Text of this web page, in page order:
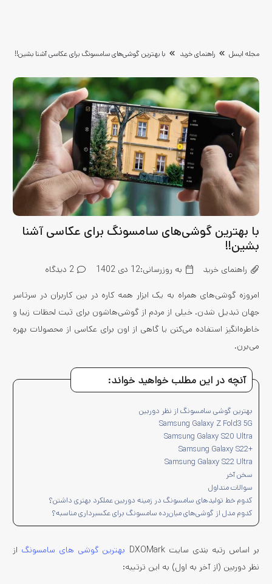
مجله ایسل راهنمای خرید با بهترین گوشی‌های سامسونگ برای عکاسی آشنا بشین!!
با بهترین گوشی‌های سامسونگ برای عکاسی آشنا
بشین!!
راهنمای خرید به روزرسانی:12 دی 1402 2 دیدگاه
امروزه گوشی‌های همراه به یک ابزار همه کاره در بین کاربران در سرتاسر
جهان تبدیل شدن. خیلی از مردم از گوشی‌هاشون برای ثبت لحظات زیبا و
خاطره‌انگیز استفاده می‌کنن یا گاهی از اون برای عکاسی از محصولات بهره
می‌برن.
آنچه در این مطلب خواهید خواند:
بهترین گوشی سامسونگ از نظر دوربین
Samsung Galaxy Z Fold3 5G
Samsung Galaxy S20 Ultra
+Samsung Galaxy S22
Samsung Galaxy S22 Ultra
سخن آخر
سوالات متداول
کدوم خط تولیدهای سامسونگ در زمینه دوربین عملکرد بهتری داشتن؟
کدوم مدل از گوشی‌های میان‌رده سامسونگ برای عکسبرداری مناسبه؟
بر اساس رتبه بندی سایت DXOMark بهترین گوشی های سامسونگ از
نظر دوربین (از آخر به اول) به این ترتیبه: